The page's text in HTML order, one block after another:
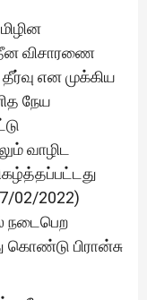
விசாரணை
என முக்கிய
நேய
வாழிட
02/2022)
நடைபெற
கொண்டு பிரான்சு